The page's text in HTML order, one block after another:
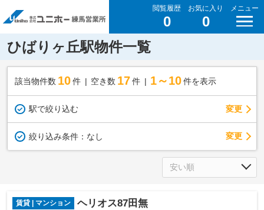
閲覧履歴
0
お気に入り
0
メニュー
ひばりヶ丘駅物件一覧
該当物件数 10件 空き数 17 件 1～10 件を表示
駅で絞り込む 変更
絞り込み条件： なし 変更
賃貸 | マンション ヘリオス87田無